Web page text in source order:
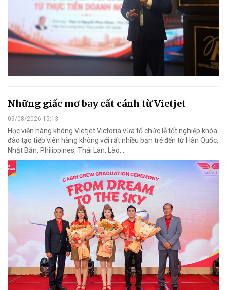
Những giấc mơ bay cất cánh từ Vietjet
09/08/2026 15:13
Học viện hàng không Vietjet Victoria vừa tổ chức lễ tốt nghiệp khóa
đào tạo tiếp viên hàng không với rất nhiều bạn trẻ đến từ Hàn Quốc,
Nhật Bản, Philippines, Thái Lan, Lào…